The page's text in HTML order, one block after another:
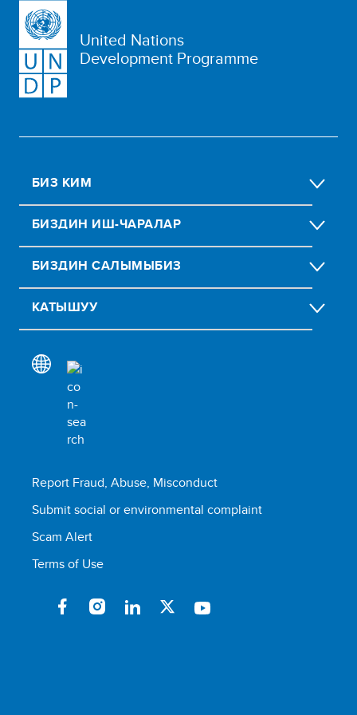
United Nations
Development Programme
БИЗ КИМ
БИЗДИН ИШ-ЧАРАЛАР
БИЗДИН CАЛЫМЫБИЗ
КАТЫШУУ
Report Fraud, Abuse, Misconduct
Submit social or environmental complaint
Scam Alert
Terms of Use